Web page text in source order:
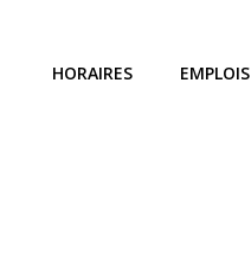
HORAIRES EMPLOIS